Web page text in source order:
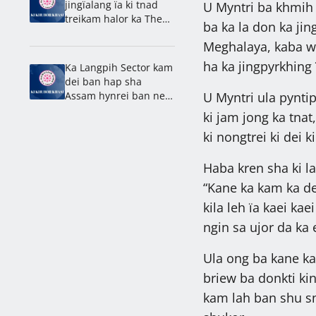
U Myntri ba
ba ka la don ka
Meghalaya, kaba
ha ka
U Myntri ula
ki jam jong ka
ki nongtrei ki dei
Haba kren sha ki
“Kane ka kam ka
kila leh ïa kaei
ngin sa ujor da ka
Ula ong ba kane
briew ba donkti
kam lah ban shu
jingïalang ïa ki tnad
treikam halor ka Them
Ka Langpih Sector kam
dei ban hap sha
Assam hynrei ban neh